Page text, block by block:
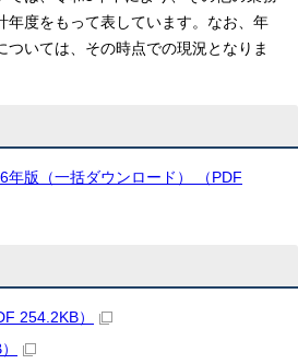
年度をもって表しています。なお、年
ついては、その時点での現況となりま
版（一括ダウンロード） （PDF
254.2KB）